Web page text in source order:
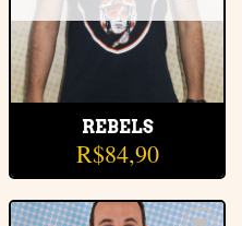
REBELS
R$84,90